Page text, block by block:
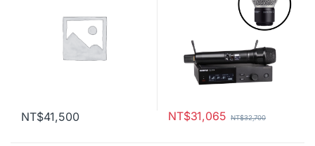
NT$41,500 NT$31,065 NT$32,700